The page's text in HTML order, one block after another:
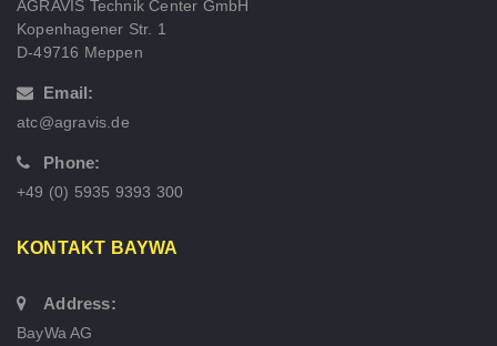
AGRAVIS Technik Center GmbH
Kopenhagener Str. 1
D-49716 Meppen
Email:
atc@agravis.de
Phone:
+49 (0) 5935 9393 300
KONTAKT BAYWA
Address:
BayWa AG